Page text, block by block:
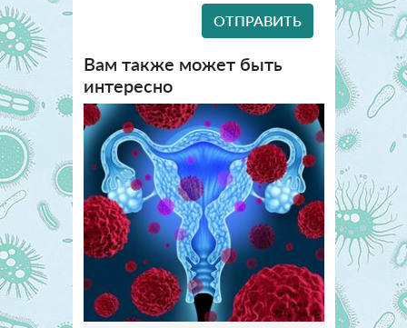
Вам также может быть
интересно